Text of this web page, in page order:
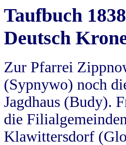
Taufbuch
Deutsch
Zur Pfarrei
(Sypnywo) noch
Jagdhaus (Budy).
die
Klawittersdorf